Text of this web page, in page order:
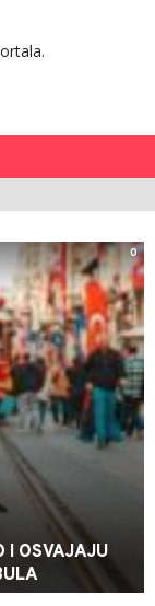
0
I OSVAJAJU